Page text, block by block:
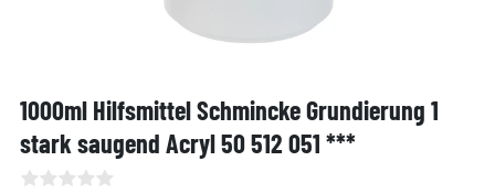
1000ml Hilfsmittel Schmincke Grundierung 1
stark saugend Acryl 50 512 051 ***